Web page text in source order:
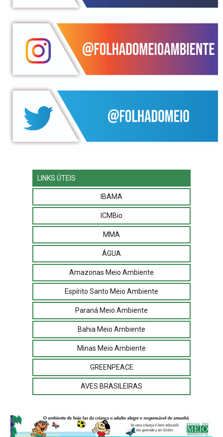
LINKS ÚTEIS
IBAMA
ICMBio
MMA
ÁGUA
Amazonas Meio Ambiente
Espírito Santo Meio Ambiente
Paraná Meio Ambiente
Bahia Meio Ambiente
Minas Meio Ambiente
GREENPEACE
AVES BRASILEIRAS